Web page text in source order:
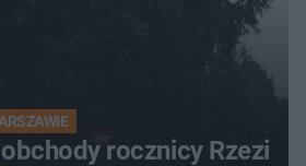
rocznicy Rzezi